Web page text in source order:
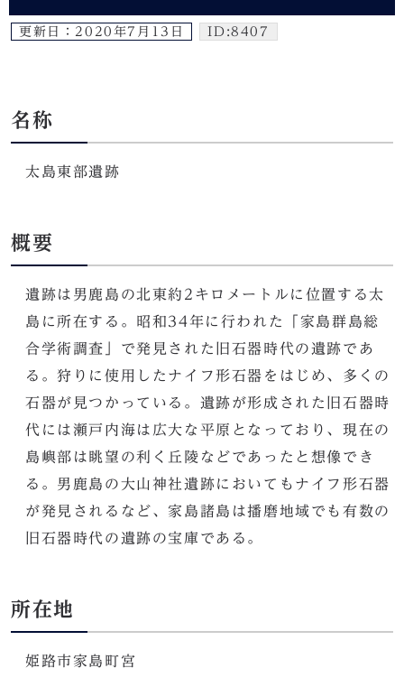
更新日： 2020年7月13日 ID:8407
名称
太島東部遺跡
概要
遺跡は男鹿島の北東約2キロメートルに位置する太
島に所在する。昭和34年に行われた「家島群島総
合学術調査」で発見された旧石器時代の遺跡であ
る。狩りに使用したナイフ形石器をはじめ、多くの
石器が見つかっている。遺跡が形成された旧石器時
代には瀬戸内海は広大な平原となっており、現在の
島嶼部は眺望の利く丘陵などであったと想像でき
る。男鹿島の大山神社遺跡においてもナイフ形石器
が発見されるなど、家島諸島は播磨地域でも有数の
旧石器時代の遺跡の宝庫である。
所在地
姫路市家島町宮